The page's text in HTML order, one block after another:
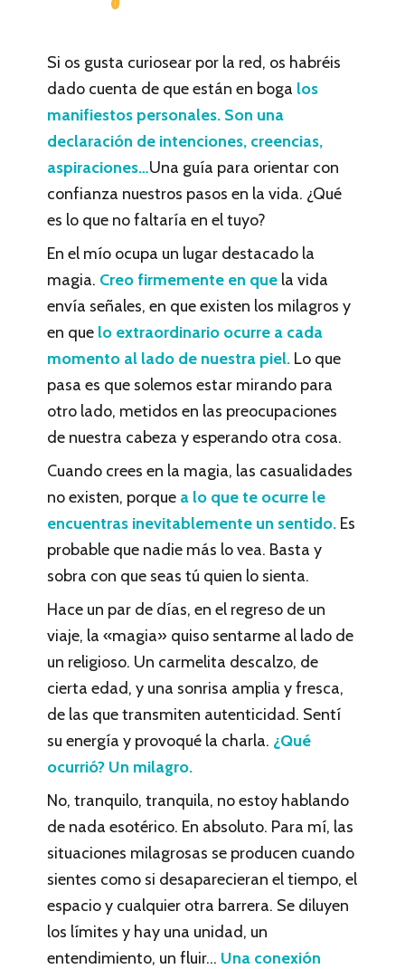
Si os gusta curiosear por la red, os habréis
dado cuenta de que están en boga los
manifiestos personales. Son una
declaración de intenciones, creencias,
aspiraciones…Una guía para orientar con
confianza nuestros pasos en la vida. ¿Qué
es lo que no faltaría en el tuyo?
En el mío ocupa un lugar destacado la
magia. Creo firmemente en que la vida
envía señales, en que existen los milagros y
en que lo extraordinario ocurre a cada
momento al lado de nuestra piel. Lo que
pasa es que solemos estar mirando para
otro lado, metidos en las preocupaciones
de nuestra cabeza y esperando otra cosa.
Cuando crees en la magia, las casualidades
no existen, porque a lo que te ocurre le
encuentras inevitablemente un sentido. Es
probable que nadie más lo vea. Basta y
sobra con que seas tú quien lo sienta.
Hace un par de días, en el regreso de un
viaje, la «magia» quiso sentarme al lado de
un religioso. Un carmelita descalzo, de
cierta edad, y una sonrisa amplia y fresca,
de las que transmiten autenticidad. Sentí
su energía y provoqué la charla. ¿Qué
ocurrió? Un milagro.
No, tranquilo, tranquila, no estoy hablando
de nada esotérico. En absoluto. Para mí, las
situaciones milagrosas se producen cuando
sientes como si desaparecieran el tiempo, el
espacio y cualquier otra barrera. Se diluyen
los límites y hay una unidad, un
entendimiento, un fluir… Una conexión